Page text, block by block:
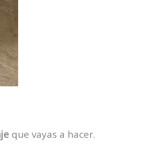
que vayas a hacer.